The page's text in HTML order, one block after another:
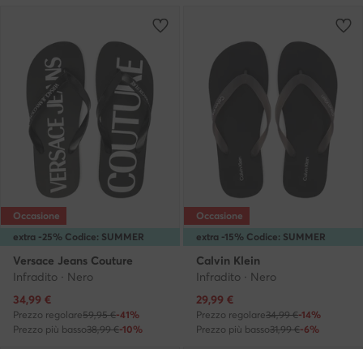
extra -25% Codice: SUMMER
Occasione
Versace Jeans Couture
Infradito · Nero
Prezzo attuale
34,99 €
Prezzo regolare59,95 €-41%
Prezzo più basso38,99 €-10%
extra -15% Codice: SUMMER
Occasione
Calvin Klein
Infradito · Nero
Prezzo attuale
29,99 €
Prezzo regolare34,99 €-14%
Prezzo più basso31,99 €-6%